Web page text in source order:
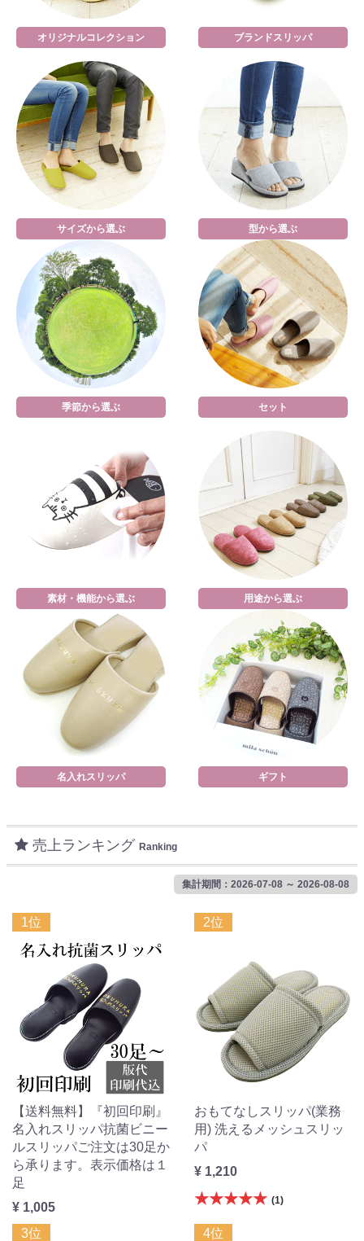
オリジナルコレクション ブランドスリッパ
サイズから選ぶ 型から選ぶ
季節から選ぶ セット
素材・機能から選ぶ 用途から選ぶ
名入れスリッパ ギフト
売上ランキング Ranking
集計期間：2026-07-08 ～ 2026-08-08
1位
【送料無料】『初回印刷』
名入れスリッパ抗菌ビニー
ルスリッパご注文は30足か
ら承ります。表示価格は１
足
¥ 1,005
2位
おもてなしスリッパ(業務
用) 洗えるメッシュスリッ
パ
¥ 1,210
★★★★★ (1)
3位 4位